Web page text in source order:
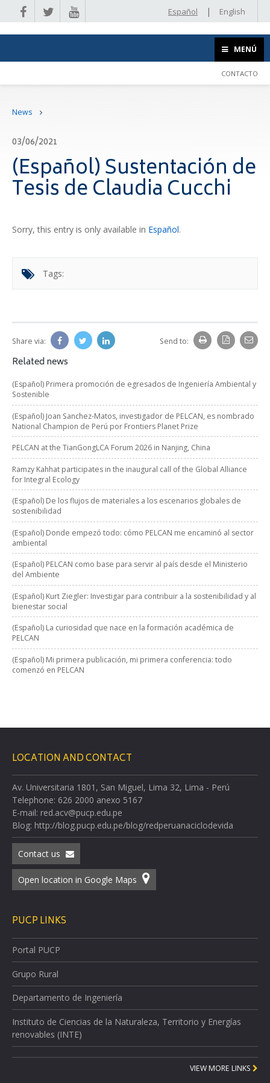
Español | English
MENÚ
CONTACTO
News
03/06/2021
(Español) Sustentación de
Tesis de Claudia Cucchi
Sorry, this entry is only available in Español.
Tags:
Share via: Send to:
Related news
(Español) Primera promoción de egresados de Ingeniería Ambiental y
Sostenible
(Español) Joan Sanchez-Matos, investigador de PELCAN, es nombrado
National Champion de Perú por Frontiers Planet Prize
PELCAN at the TianGongLCA Forum 2026 in Nanjing, China
Ramzy Kahhat participates in the inaugural call of the Global Alliance
for Integral Ecology
(Español) De los flujos de materiales a los escenarios globales de
sostenibilidad
(Español) Donde empezó todo: cómo PELCAN me encaminó al sector
ambiental
(Español) PELCAN como base para servir al país desde el Ministerio
del Ambiente
(Español) Kurt Ziegler: Investigar para contribuir a la sostenibilidad y al
bienestar social
(Español) La curiosidad que nace en la formación académica de
PELCAN
(Español) Mi primera publicación, mi primera conferencia: todo
comenzó en PELCAN
LOCATION AND CONTACT
Av. Universitaria 1801, San Miguel, Lima 32, Lima - Perú
Telephone: 626 2000 anexo 5167
E-mail: red.acv@pucp.edu.pe
Blog: http://blog.pucp.edu.pe/blog/redperuanaciclodevida
Contact us
Open location in Google Maps
PUCP LINKS
Portal PUCP
Grupo Rural
Departamento de Ingeniería
Instituto de Ciencias de la Naturaleza, Territorio y Energías
renovables (INTE)
VIEW MORE LINKS